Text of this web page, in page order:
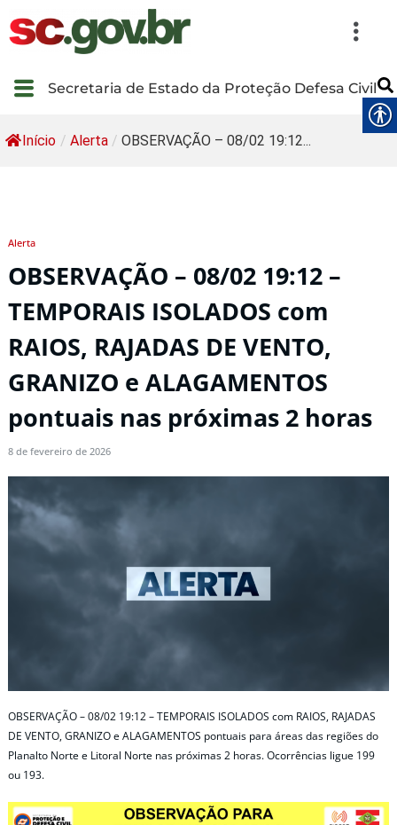
Secretaria de Estado da Proteção Defesa Civil
Início / Alerta / OBSERVAÇÃO – 08/02 19:12...
Alerta
OBSERVAÇÃO – 08/02 19:12 –
TEMPORAIS ISOLADOS com
RAIOS, RAJADAS DE VENTO,
GRANIZO e ALAGAMENTOS
pontuais nas próximas 2 horas
8 de fevereiro de 2026
OBSERVAÇÃO – 08/02 19:12 – TEMPORAIS ISOLADOS com RAIOS, RAJADAS
DE VENTO, GRANIZO e ALAGAMENTOS pontuais para áreas das regiões do
Planalto Norte e Litoral Norte nas próximas 2 horas. Ocorrências ligue 199
ou 193.